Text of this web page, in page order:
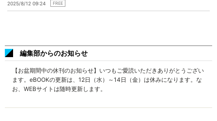
2025/8/12 09:24 FREE
編集部からのお知らせ
【お盆期間中の休刊のお知らせ】いつもご愛読いただきありがとうござい
ます。eBOOKの更新は、12日（水）～14日（金）は休みになります。な
お、WEBサイトは随時更新します。